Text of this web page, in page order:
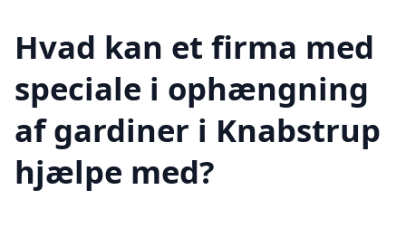
Hvad kan et firma med
speciale i ophængning
af gardiner i Knabstrup
hjælpe med?